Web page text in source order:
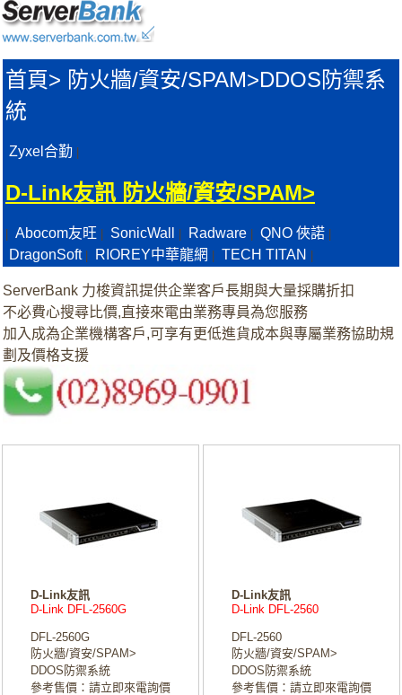
首頁> 防火牆/資安/SPAM>DDOS防禦系
統
Zyxel合勤
D-Link友訊 防火牆/資安/SPAM>
Abocom友旺 SonicWall Radware QNO 俠諾
DragonSoft| RIOREY中華龍網 TECH TITAN
ServerBank 力梭資訊提供企業客戶長期與大量採購折扣
不必費心搜尋比價,直接來電由業務專員為您服務
加入成為企業機構客戶,可享有更低進貨成本與專屬業務協助規
劃及價格支援
D-Link友訊
D-Link DFL-2560G
DFL-2560G
防火牆/資安/SPAM>
DDOS防禦系統
參考售價：請立即來電詢價
D-Link友訊
D-Link DFL-2560
DFL-2560
防火牆/資安/SPAM>
DDOS防禦系統
參考售價：請立即來電詢價